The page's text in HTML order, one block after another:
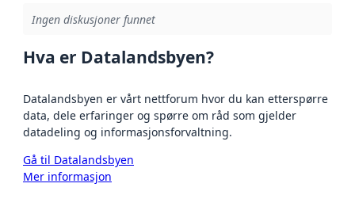
Ingen diskusjoner funnet
Hva er Datalandsbyen?
Datalandsbyen er vårt nettforum hvor du kan etterspørre
data, dele erfaringer og spørre om råd som gjelder
datadeling og informasjonsforvaltning.
Gå til Datalandsbyen
Mer informasjon